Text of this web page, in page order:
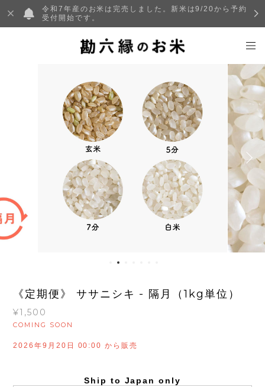
令和7年産のお米は完売しました。新米は9/20から予約
受付開始です。
《定期便》 ササニシキ - 隔月（1kg単位）
¥1,500
COMING SOON
2026年9月20日 00:00 から販売
Ship to Japan only